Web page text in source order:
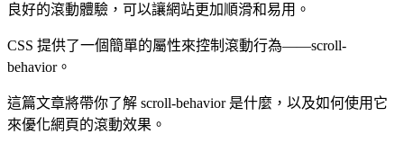
良好的滾動體驗，可以讓網站更加順滑和易用。
CSS 提供了一個簡單的屬性來控制滾動行為——scroll-
behavior。
這篇文章將帶你了解 scroll-behavior 是什麼，以及如何使用它
來優化網頁的滾動效果。